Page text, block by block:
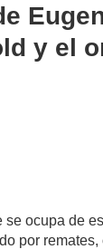
y el
se ocupa de
por remates,